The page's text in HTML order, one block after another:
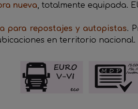
nueva, totalmente equipada.
para repostajes y autopistas.
en territorio nacional.